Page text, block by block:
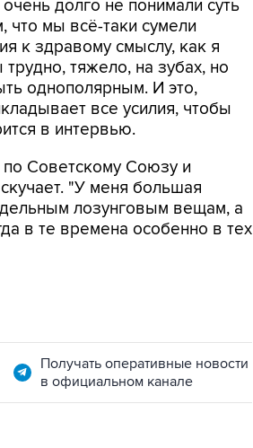
долго не понимали суть
что мы всё-таки сумели
к здравому смыслу, как я
тяжело, на зубах, но
однополярным. И это,
все усилия, чтобы
в интервью.
по Советскому Союзу и
"У меня большая
лозунговым вещам, а
в те времена особенно в тех
Получать оперативные новости
в официальном канале